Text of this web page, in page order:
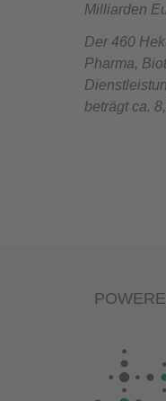
Milliarden
Der 460
Pharma,
beträgt ca.